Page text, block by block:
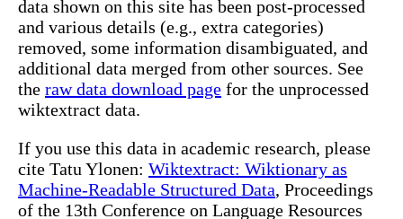
data shown on this site has been post-processed
and various details (e.g., extra categories)
removed, some information disambiguated, and
additional data merged from other sources. See
the raw data download page for the unprocessed
wiktextract data.
If you use this data in academic research, please
cite Tatu Ylonen: Wiktextract: Wiktionary as
Machine-Readable Structured Data, Proceedings
of the 13th Conference on Language Resources